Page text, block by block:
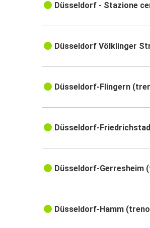
Düsseldorf - Stazione
Düsseldorf Völklinger
Düsseldorf-Flingern
Düsseldorf-
Düsseldorf-Gerresheim
Düsseldorf-Hamm